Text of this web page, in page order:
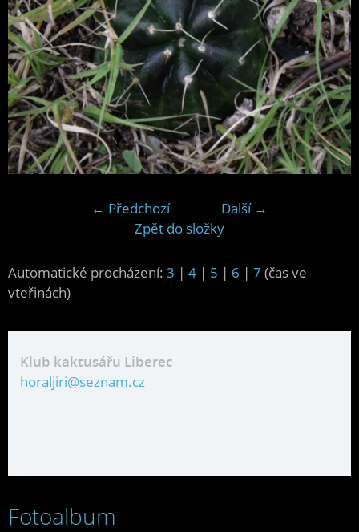
← Předchozí
Další →
Zpět do složky
Automatické procházení: 3 | 4 | 5 | 6 | 7 (čas ve
vteřinách)
Klub kaktusářu Liberec
horaljiri@seznam.cz
Fotoalbum